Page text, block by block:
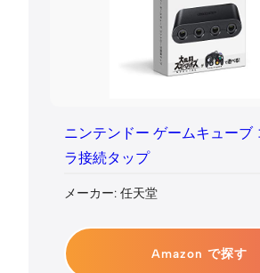
ニンテンドー ゲームキューブ
ラ接続タップ
メーカー: 任天堂
Amazon で探す